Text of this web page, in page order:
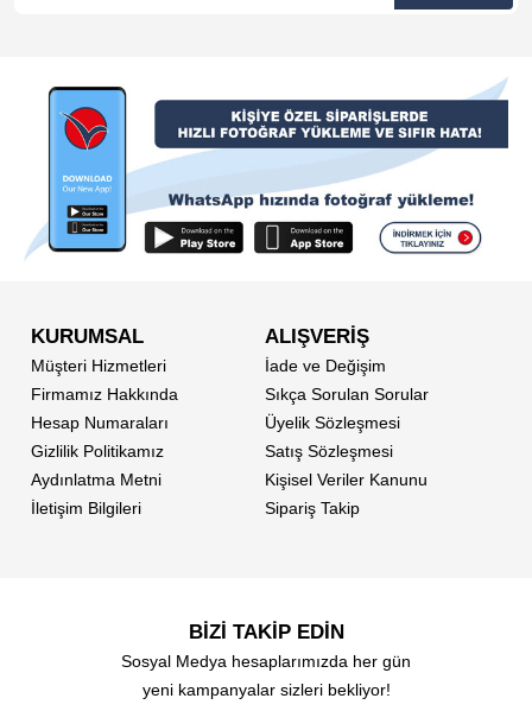
KURUMSAL
Müşteri Hizmetleri
Firmamız Hakkında
Hesap Numaraları
Gizlilik Politikamız
Aydınlatma Metni
İletişim Bilgileri
ALIŞVERİŞ
İade ve Değişim
Sıkça Sorulan Sorular
Üyelik Sözleşmesi
Satış Sözleşmesi
Kişisel Veriler Kanunu
Sipariş Takip
BİZİ TAKİP EDİN
Sosyal Medya hesaplarımızda her gün
yeni kampanyalar sizleri bekliyor!